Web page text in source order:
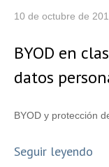
10 de octubre de
BYOD en
datos
BYOD y protección
Seguir leyendo